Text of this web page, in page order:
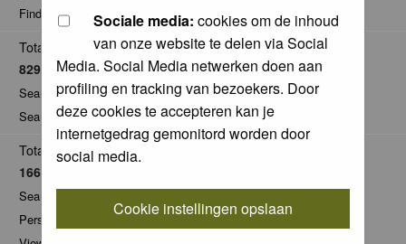
Sociale media: cookies om de inhoud
van onze website te delen via Social
Media. Social Media netwerken doen aan
profiling en tracking van bezoekers. Door
deze cookies te accepteren kan je
internetgedrag gemonitord worden door
social media.
Cookie instellingen opslaan
Find all posts by Pieter LJ
Total Comments:
8296
Search for comments by this user
Search for all nominations given by this user
Total Pics:
1668
Search for pics made by Pieter LJ
Personal Gallery of Pieter LJ